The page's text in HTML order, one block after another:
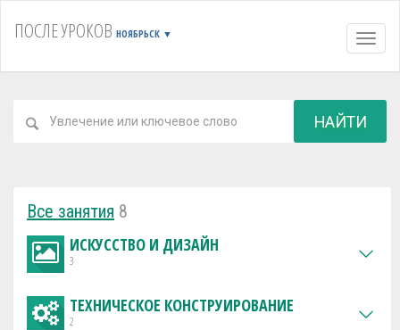
ПОСЛЕ УРОКОВ НОЯБРЬСК ▼
НАЙТИ
Все занятия 8
ИСКУССТВО И ДИЗАЙН
3
ТЕХНИЧЕСКОЕ КОНСТРУИРОВАНИЕ
2